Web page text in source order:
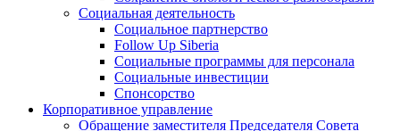
Социальная деятельность
Социальное партнерство
Follow Up Siberia
Социальные программы для персонала
Социальные инвестиции
Спонсорство
Корпоративное управление
Обращение заместителя Председателя Совета